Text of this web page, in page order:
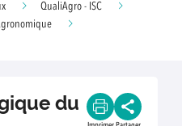
QualiAgro - ISC
du